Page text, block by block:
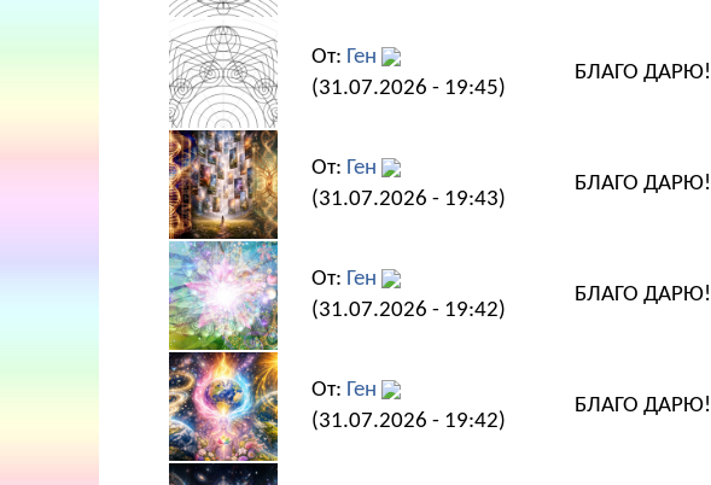
От: Ген
(31.07.2026 - 19:45)
БЛАГО ДАРЮ!
От: Ген
(31.07.2026 - 19:43)
БЛАГО ДАРЮ!
От: Ген
(31.07.2026 - 19:42)
БЛАГО ДАРЮ!
От: Ген
(31.07.2026 - 19:42)
БЛАГО ДАРЮ!